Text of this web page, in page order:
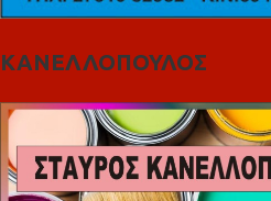
ΚΑΝΕΛΛΟΠΟΥΛΟΣ